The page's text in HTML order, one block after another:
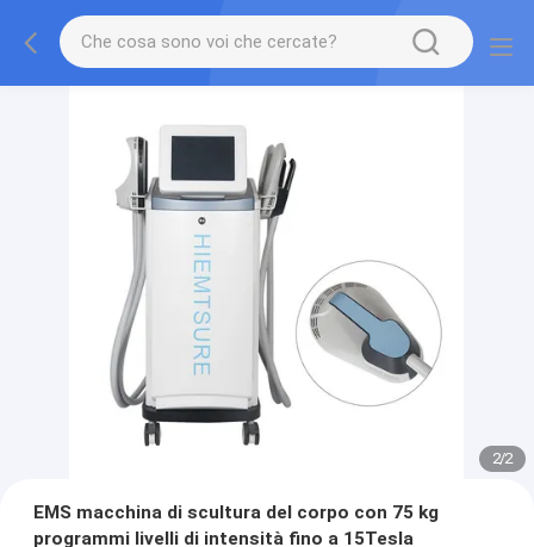
2/2
EMS macchina di scultura del corpo con 75 kg
programmi livelli di intensità fino a 15Tesla